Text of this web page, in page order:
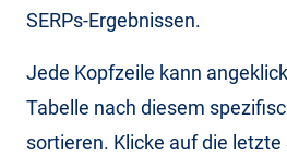
SERPs-Ergebnissen.
Jede Kopfzeile kann
Tabelle nach diesem
sortieren. Klicke auf die letzte